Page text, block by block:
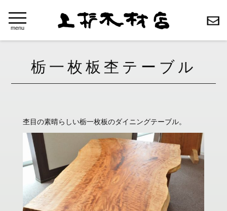
toggle
navigation
menu
栃一枚板杢テーブル
杢目の素晴らしい栃一枚板のダイニングテーブル。